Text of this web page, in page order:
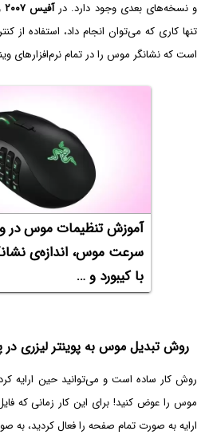
و نسخه‌های بعدی وجود دارد. درآفیس ۲۰۰۷
تنها کاری که می‌توان انجام داد، استفاده
است که نشانگر موس را در تمام نرم‌افزارهای
سرعت موس، اندازه‌ی
با کیبورد و …
روش تبدیل موس به پوینتر لیزری در
روش کار ساده است و می‌توانید حین ارایه
موس را عوض کنید! برای این کار زمانی که
ارایه به صورت تمام صفحه را فعال کردید، به